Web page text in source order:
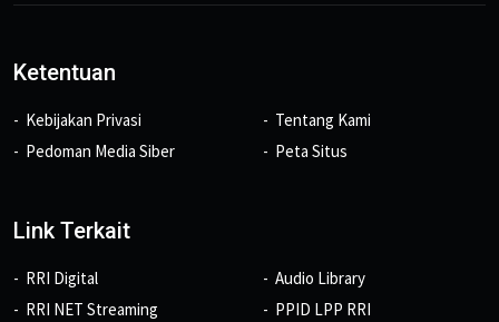
Ketentuan
Kebijakan Privasi
Pedoman Media Siber
Tentang Kami
Peta Situs
Link Terkait
RRI Digital
RRI NET Streaming
Audio Library
PPID LPP RRI